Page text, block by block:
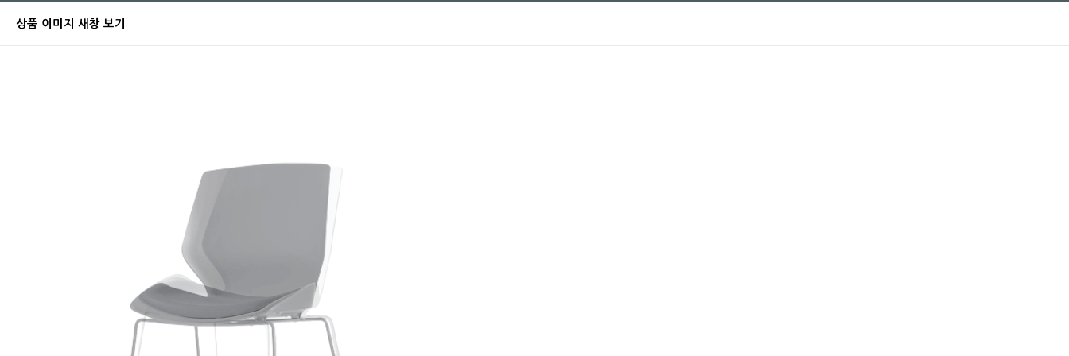
상품 이미지 새창 보기